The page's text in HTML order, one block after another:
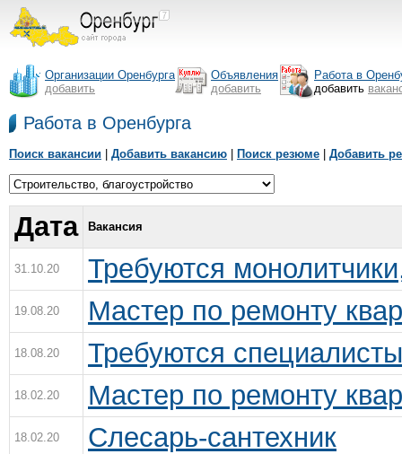
Организации Оренбурга
добавить
Объявления
добавить
Работа в
добавить
Работа в Оренбурга
Поиск вакансии Добавить вакансию Поиск резюме Добавить
Дата Вакансия
31.10.20 Требуются
19.08.20 Мастер по ремонту
18.08.20 Требуются
18.02.20 Мастер по ремонту
18.02.20 Слесарь-сантехник